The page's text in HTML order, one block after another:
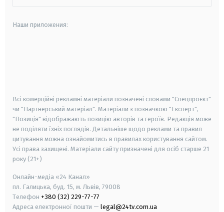
Наши приложения:
Всі комерційні рекламні матеріали позначені словами "Спецпроєкт"
чи "Партнерський матеріал". Матеріали з позначкою "Експерт",
"Позиція" відображають позицію авторів та героїв. Редакція може
не поділяти їхніх поглядів. Детальніше щодо реклами та правил
цитування можна ознайомитись в правилах користування сайтом.
Усі права захищені. Матеріали сайту призначені для осіб старше 21
року (21+)
Онлайн-медіа «24 Канал»
пл. Галицька, буд. 15, м. Львів, 79008
Телефон +380 (32) 229-77-77
Адреса електронної пошти — legal@24tv.com.ua